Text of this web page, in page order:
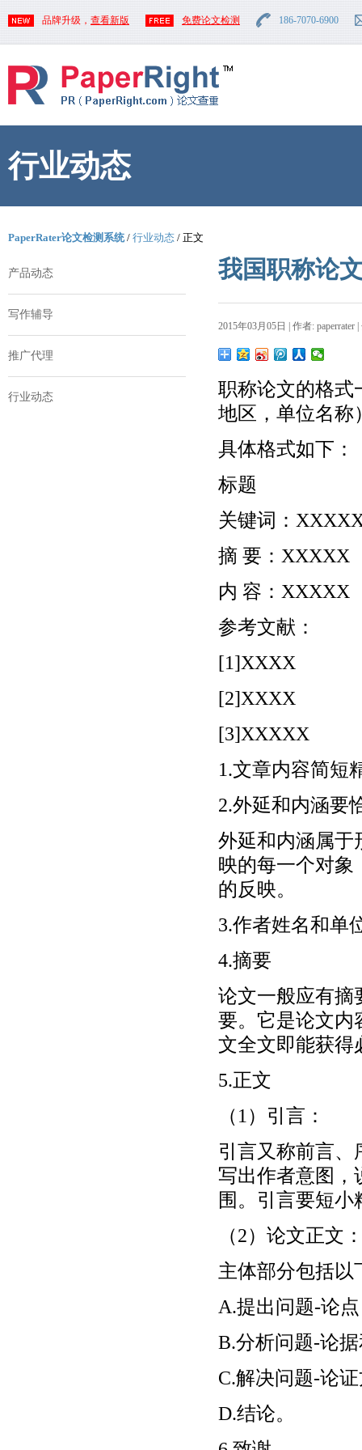
品牌升级， 查看新版 免费论文检测 186-7070-6900
行业动态
PaperRater论文检测系统/ 行业动态 / 正文
产品动态
写作辅导
推广代理
行业动态
我国职称论
2015年03月05日 | 作者: paperrater
职称论文的格式
地区，单位名称
具体格式如下：
标题
关键词：
摘 要：XXXXX
内 容：XXXXX
参考文献：
[1]XXXX
[2]XXXX
[3]XXXXX
1.文章内容简短
2.外延和内涵要
外延和内涵属于
映的每一个对象
的反映。
3.作者姓名和单
4.摘要
论文一般应有摘
要。它是论文内
文全文即能获得
5.正文
（1）引言：
引言又称前言
写出作者意图，
围。引言要短
（2）论文正文
主体部分包括以
A.提出问题-论
B.分析问题-论
C.解决问题-论
D.结论。